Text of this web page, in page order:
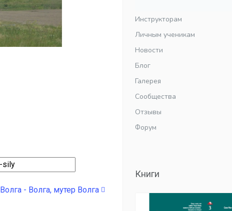
Волга - Волга, мутер Волга
Инструкторам
Личным ученикам
Новости
Блог
Галерея
Сообщества
Отзывы
Форум
Книги